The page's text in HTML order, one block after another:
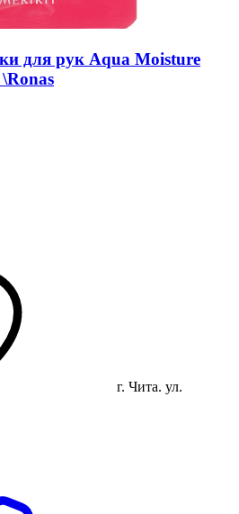
для рук Aqua Moisture
г. Чита. ул.